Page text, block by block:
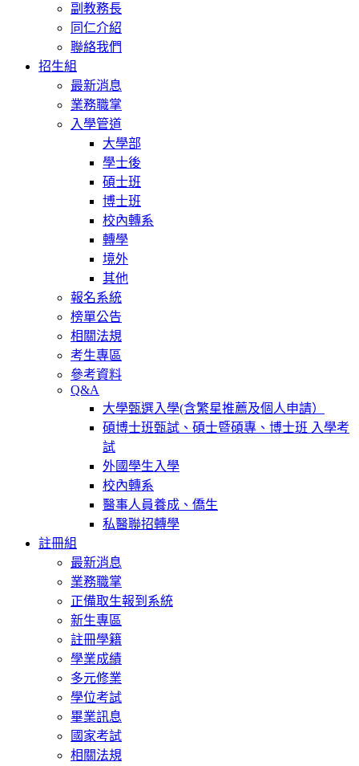
副教務長
同仁介紹
聯絡我們
招生組
最新消息
業務職掌
入學管道
大學部
學士後
碩士班
博士班
校內轉系
轉學
境外
其他
報名系統
榜單公告
相關法規
考生專區
參考資料
Q&A
大學甄選入學(含繁星推薦及個人申請）
碩博士班甄試、碩士暨碩專、博士班 入學考
試
外國學生入學
校內轉系
醫事人員養成、僑生
私醫聯招轉學
註冊組
最新消息
業務職掌
正備取生報到系統
新生專區
註冊學籍
學業成績
多元修業
學位考試
畢業訊息
國家考試
相關法規